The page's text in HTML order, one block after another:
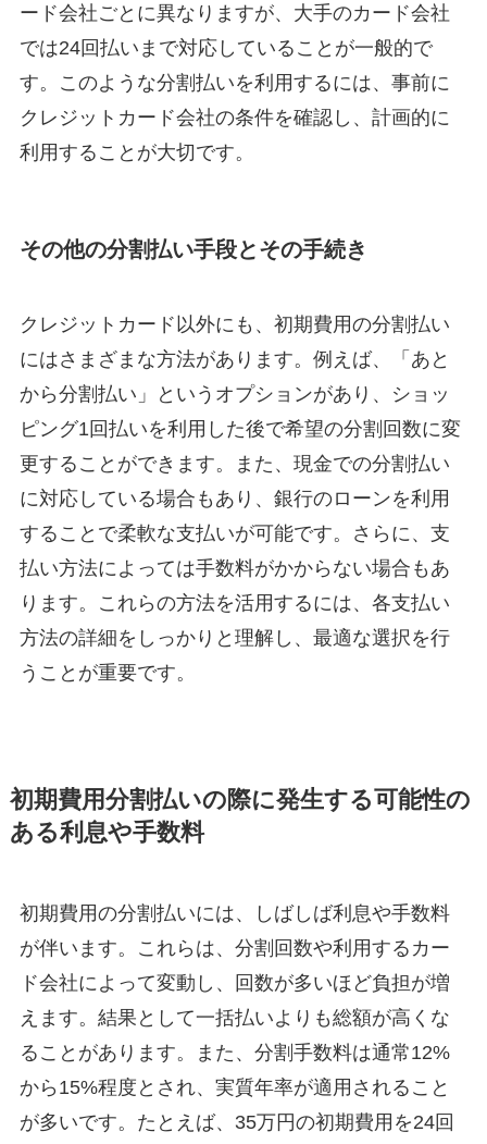
ード会社ごとに異なりますが、大手のカード会社
では24回払いまで対応していることが一般的で
す。このような分割払いを利用するには、事前に
クレジットカード会社の条件を確認し、計画的に
利用することが大切です。
その他の分割払い手段とその手続き
クレジットカード以外にも、初期費用の分割払い
にはさまざまな方法があります。例えば、「あと
から分割払い」というオプションがあり、ショッ
ピング1回払いを利用した後で希望の分割回数に変
更することができます。また、現金での分割払い
に対応している場合もあり、銀行のローンを利用
することで柔軟な支払いが可能です。さらに、支
払い方法によっては手数料がかからない場合もあ
ります。これらの方法を活用するには、各支払い
方法の詳細をしっかりと理解し、最適な選択を行
うことが重要です。
初期費用分割払いの際に発生する可能性の
ある利息や手数料
初期費用の分割払いには、しばしば利息や手数料
が伴います。これらは、分割回数や利用するカー
ド会社によって変動し、回数が多いほど負担が増
えます。結果として一括払いよりも総額が高くな
ることがあります。また、分割手数料は通常12%
から15%程度とされ、実質年率が適用されること
が多いです。たとえば、35万円の初期費用を24回